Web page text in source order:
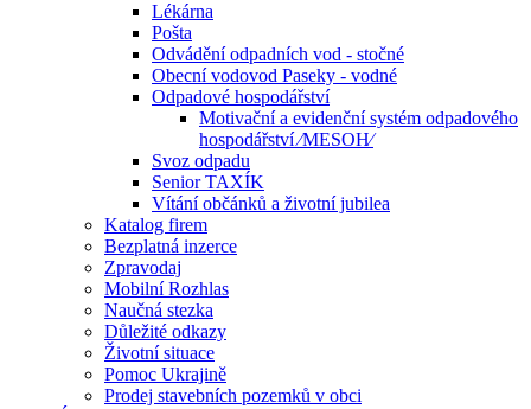
Lékárna
Pošta
Odvádění odpadních vod - stočné
Obecní vodovod Paseky - vodné
Odpadové hospodářství
Motivační a evidenční systém odpadového
hospodářství ⁄MESOH⁄
Svoz odpadu
Senior TAXÍK
Vítání občánků a životní jubilea
Katalog firem
Bezplatná inzerce
Zpravodaj
Mobilní Rozhlas
Naučná stezka
Důležité odkazy
Životní situace
Pomoc Ukrajině
Prodej stavebních pozemků v obci